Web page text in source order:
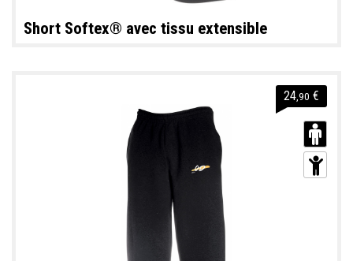
Short Softex® avec tissu extensible
24,90 €